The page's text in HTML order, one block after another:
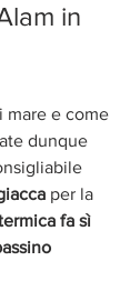
in
mare e come
dunque
per la
fa sì